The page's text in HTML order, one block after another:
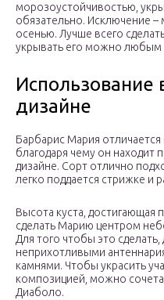
морозоустойчивостью,
обязательно. Исключение
осенью. Лучше всего
укрывать его можно
дизайне
Барбарис Мария
благодаря чему он
дизайне. Сорт отлично
легко поддается стрижке и
Высота куста, достигающая
сделать Марию центром
Для того чтобы это
неприхотливыми
камнями. Чтобы украсить
композицией, можно
Диаболо.